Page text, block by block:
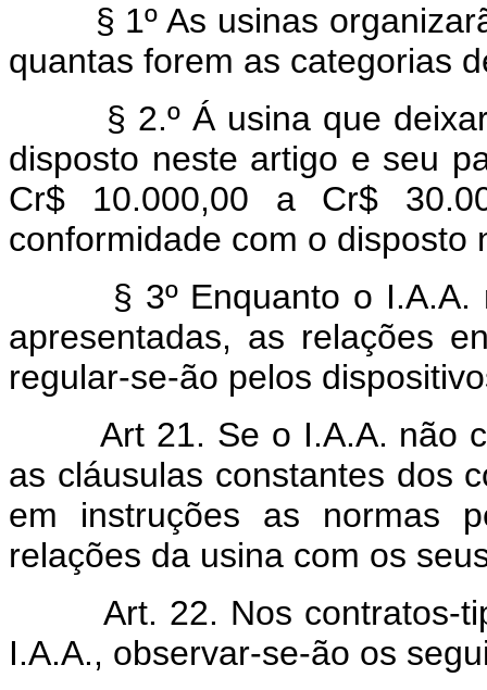
§ 1º As usinas
quantas forem as categorias
§ 2.º Á usina que deixar
disposto neste artigo e seu
Cr$ 10.000,00 a Cr$
conformidade com o disposto
§ 3º Enquanto o I.A.A.
apresentadas, as relações
regular-se-ão pelos
Art 21. Se o I.A.A. não
as cláusulas constantes dos
em instruções as normas
relações da usina com os
Art. 22. Nos contratos-
I.A.A., observar-se-ão os